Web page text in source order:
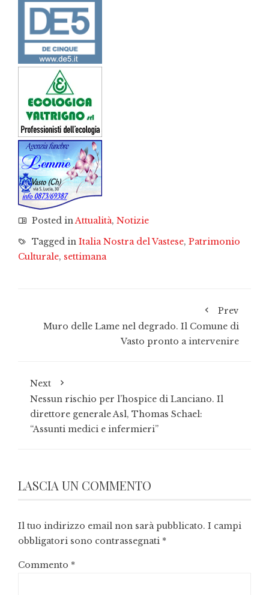
Posted inAttualità, Notizie
Tagged in Italia Nostra del Vastese, Patrimonio
Culturale, settimana
Prev
Muro delle Lame nel degrado. Il Comune di
Vasto pronto a intervenire
Next
Nessun rischio per l’hospice di Lanciano. Il
direttore generale Asl, Thomas Schael:
“Assunti medici e infermieri”
LASCIA UN COMMENTO
Il tuo indirizzo email non sarà pubblicato. I campi
obbligatori sono contrassegnati *
Commento *